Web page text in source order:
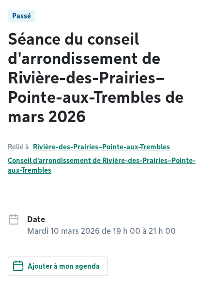
Passé
Séance du conseil
d'arrondissement de
Rivière-des-Prairies–
Pointe-aux-Trembles de
mars 2026
Relié à
Rivière-des-Prairies–Pointe-aux-Trembles
Conseil d'arrondissement de Rivière-des-Prairies–Pointe-
aux-Trembles
Date
Mardi 10 mars 2026 de 19 h 00 à 21 h 00
Ajouter à mon agenda